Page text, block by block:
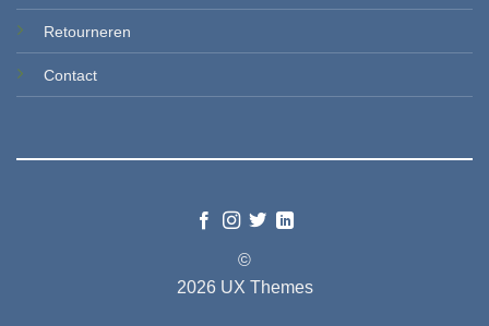
Retourneren
Contact
©
2026 UX Themes